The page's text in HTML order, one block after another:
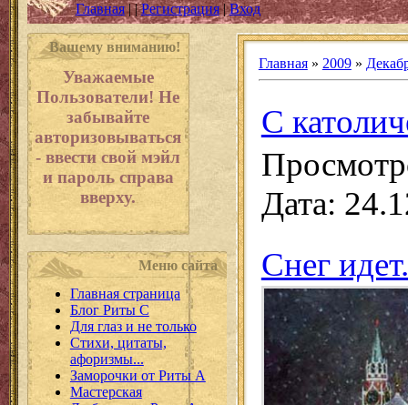
Главная||Регистрация|Вход
Вашему вниманию!
Уважаемые
Пользователи! Не
забывайте
авторизовываться
- ввести свой мэйл
и пароль справа
вверху.
Меню сайта
Главная страница
Блог Риты С
Для глаз и не только
Стихи, цитаты,
афоризмы...
Заморочки от Риты А
Мастерская
Главная» 2009 »
С
Дата:
Снег